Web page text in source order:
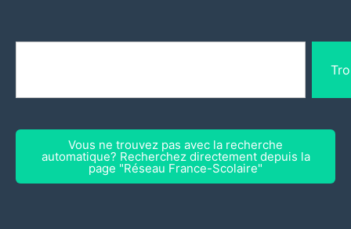
Vous ne trouvez pas avec la recherche
automatique? Recherchez directement depuis la
page "Réseau France-Scolaire"